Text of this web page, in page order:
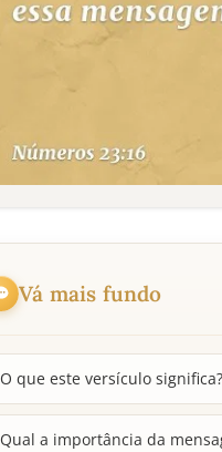
Vá mais fundo
O que este versículo significa?
Qual a importância da